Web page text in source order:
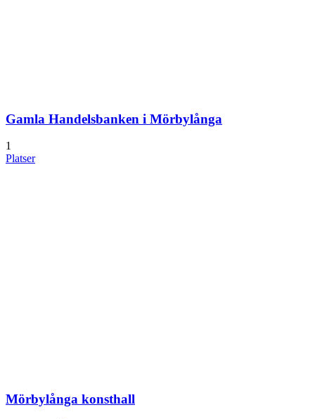
Gamla Handelsbanken i Mörbylånga
1
Platser
Mörbylånga konsthall